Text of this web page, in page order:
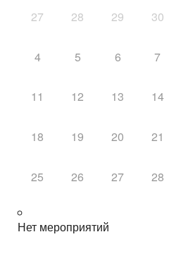
27 28 29 30
4 5 6 7
11 12 13 14
18 19 20 21
25 26 27 28
Нет мероприятий